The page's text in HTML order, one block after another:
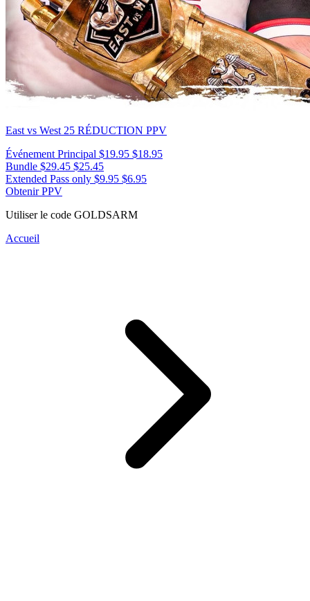
East vs West 25 RÉDUCTION PPV
Événement Principal $19.95 $18.95
Bundle $29.45 $25.45
Extended Pass only $9.95 $6.95
Obtenir PPV
Utiliser le code GOLDSARM
Accueil